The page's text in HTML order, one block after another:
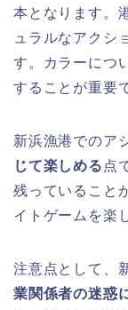
本となります。
ュラルなアクシ
す。カラーにつ
することが重要
新浜漁港でのア
じて楽しめる 点
残っていること
イトゲームを楽
注意点として、
業関係者の迷惑